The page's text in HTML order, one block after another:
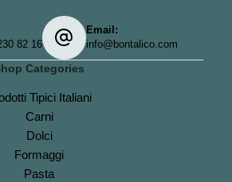
82 16
Email:
info@bontalico.com
Categories
Tipici Italiani
Carni
Dolci
Formaggi
Pasta